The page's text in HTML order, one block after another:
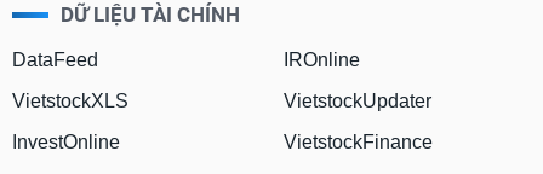
DỮ LIỆU TÀI CHÍNH
DataFeed
VietstockXLS
InvestOnline
IROnline
VietstockUpdater
VietstockFinance